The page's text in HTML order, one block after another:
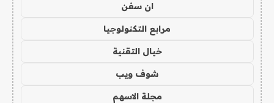
ان سفن
مرابع التكنولوجيا
خيال التقنية
شوف ويب
مجلة الاسهم